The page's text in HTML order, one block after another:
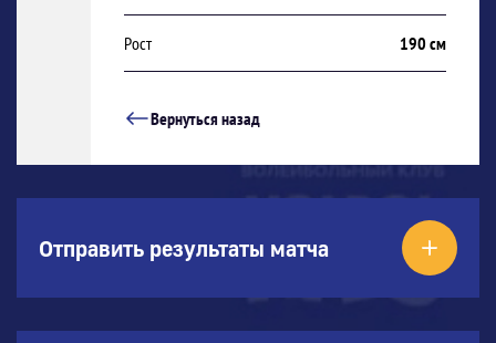
Рост 190 см
Вернуться назад
Отправить результаты матча